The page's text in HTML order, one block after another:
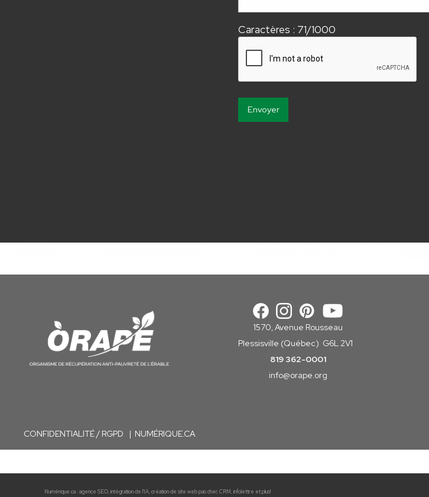
Caractères : 71/1000
1570, Avenue Rousseau
Plessisville (Québec) G6L 2V1
819 362-0001
info@orape.org
CONFIDENTIALITÉ / RGPD | NUMÉRIQUE.CA
Numérique.ca :agence SEO,intégration de l'IA,création de site web pas cher,CRM,infolettre et plus!